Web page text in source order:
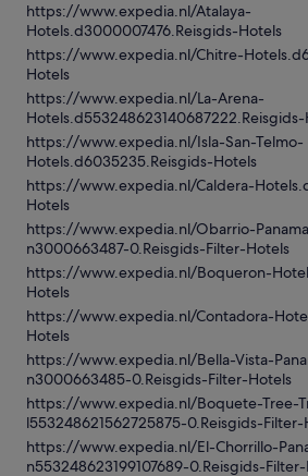
https://www.expedia.nl/Atalaya-
Hotels.d3000007476.Reisgids-Hotels
https://www.expedia.nl/Chitre-
Hotels
https://www.expedia.nl/La-Arena-
https://www.expedia.nl/Isla-San-Telmo-
Hotels.d6035235.Reisgids-Hotels
https://www.expedia.nl/Caldera-
Hotels
https://www.expedia.nl/Obarrio-
n3000663487-0.Reisgids-Filter-Hotels
https://www.expedia.nl/Boqueron-
Hotels
https://www.expedia.nl/Contadora-
Hotels
https://www.expedia.nl/Bella-Vista-
n3000663485-0.Reisgids-Filter-Hotels
https://www.expedia.nl/Boquete-Tree-
l553248621562725875-0.Reisgids-Filter-
https://www.expedia.nl/El-Chorrillo-
n553248623199107689-0.Reisgids-